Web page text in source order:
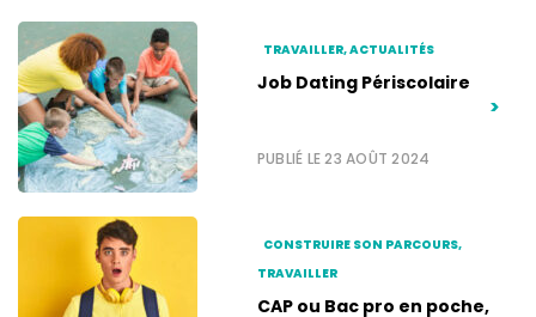
TRAVAILLER, ACTUALITÉS
Job Dating Périscolaire
PUBLIÉ LE 23 AOÛT 2024
>
CONSTRUIRE SON PARCOURS,
TRAVAILLER
CAP ou Bac pro en poche,